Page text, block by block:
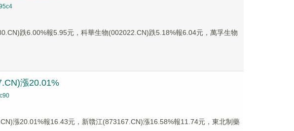
跌6.00%報5.95元，科華生物(002022.CN)跌5.18%報6.04元，萬孚生物
漲20.01%
漲20.01%報16.43元，新贛江(873167.CN)漲16.58%報11.74元，東北制藥